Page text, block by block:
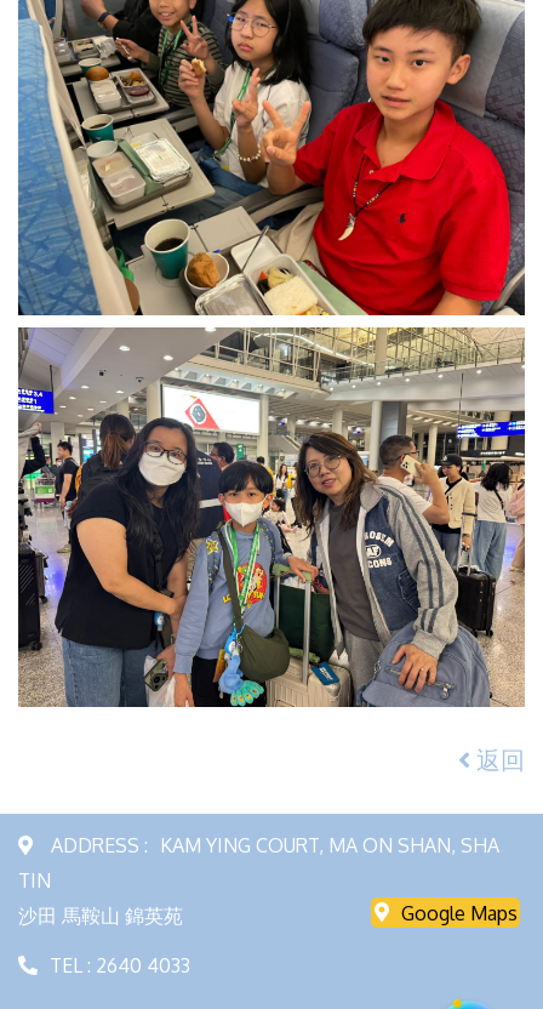
返回
ADDRESS : KAM YING COURT, MA ON SHAN, SHA
TIN
沙田 馬鞍山 錦英苑
Google Maps
TEL : 2640 4033